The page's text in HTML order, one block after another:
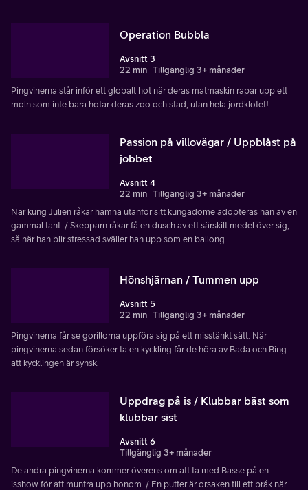
Operation Bubbla
Avsnitt 3
22 min Tillgänglig 3+ månader
Pingvinerna står inför ett globalt hot när deras matmaskin rapar upp ett
moln som inte bara hotar deras zoo och stad, utan hela jordklotet!
Passion på villovägar / Uppblåst på
jobbet
Avsnitt 4
22 min Tillgänglig 3+ månader
När kung Julien råkar hamna utanför sitt kungadöme adopteras han av en
gammal tant. / Skepparn råkar få en dusch av ett särskilt medel över sig,
så när han blir stressad sväller han upp som en ballong.
Hönshjärnan / Tummen upp
Avsnitt 5
22 min Tillgänglig 3+ månader
Pingvinerna får se gorillorna uppföra sig på ett misstänkt sätt. När
pingvinerna sedan försöker ta en kyckling får de höra av Bada och Bing
att kycklingen är synsk.
Uppdrag på is / Klubbar bäst som
klubbar sist
Avsnitt 6
Tillgänglig 3+ månader
De andra pingvinerna kommer överens om att ta med Basse på en
isshow för att muntra upp honom. / En putter är orsaken till ett bråk när